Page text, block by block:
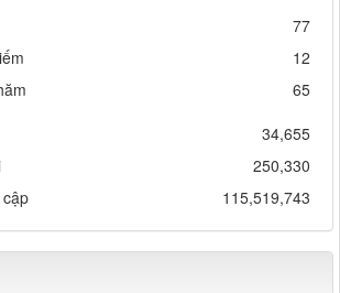
77
12
65
34,655
250,330
115,519,743